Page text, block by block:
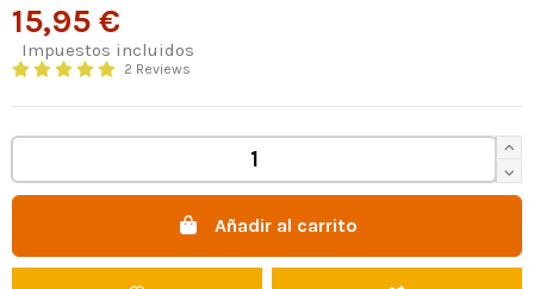
2 Reviews
15,95 €
Impuestos incluidos
Añadir al carrito